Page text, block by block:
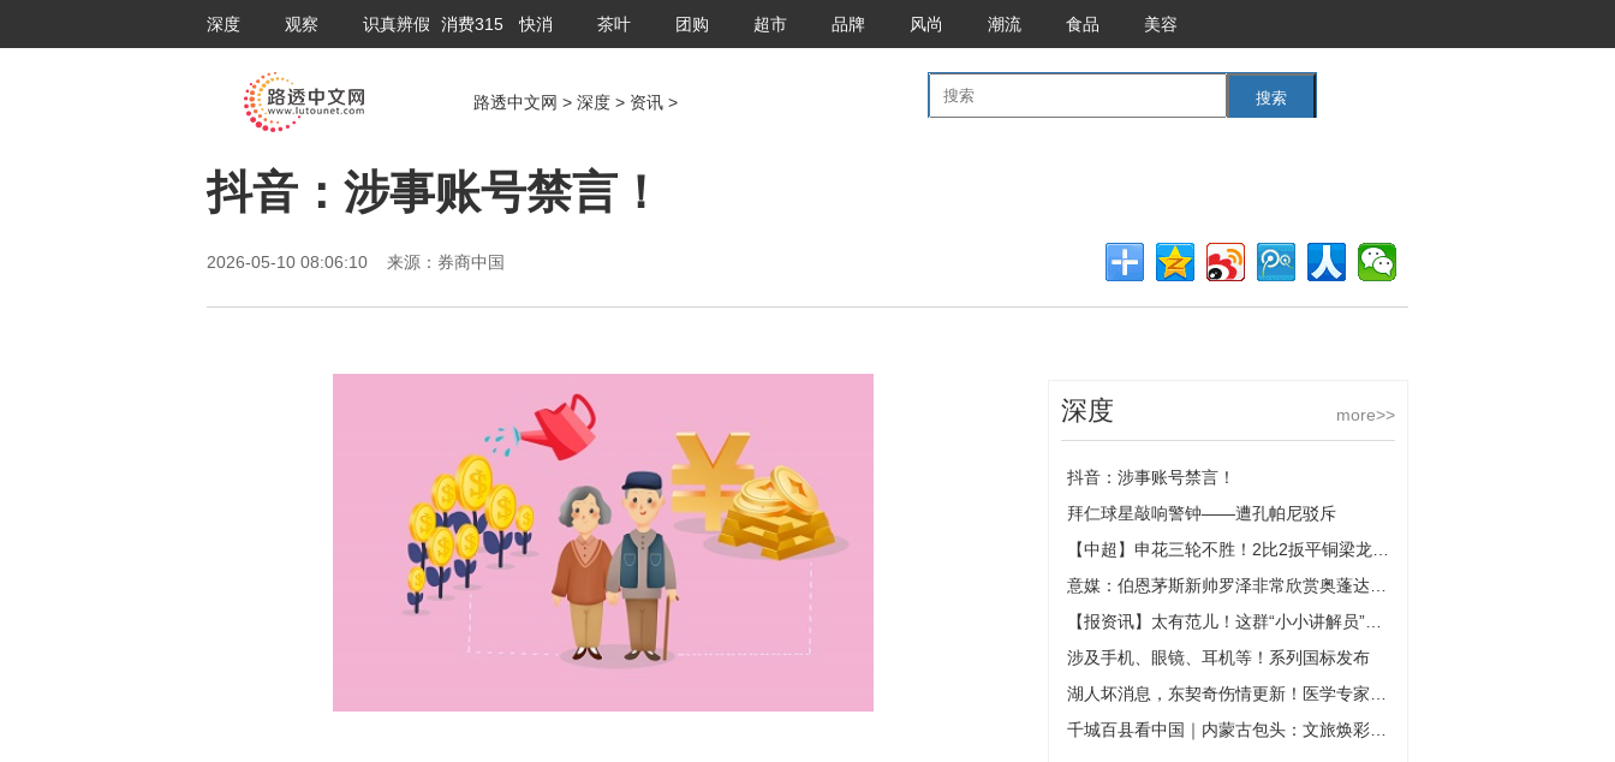
深度 观察 识真辨假 消费315 快消 茶叶 团购 超市 品牌 风尚 潮流 食品 美容
路透中文网 > 深度 > 资讯 > 搜索
抖音：涉事账号禁言！
2026-05-10 08:06:10 来源：券商中国
more>>
深度
抖音：涉事账号禁言！
拜仁球星敲响警钟——遭孔帕尼驳斥
涉及手机、眼镜、耳机等！系列国标发布